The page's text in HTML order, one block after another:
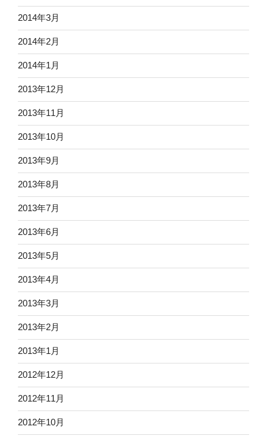
2014年3月
2014年2月
2014年1月
2013年12月
2013年11月
2013年10月
2013年9月
2013年8月
2013年7月
2013年6月
2013年5月
2013年4月
2013年3月
2013年2月
2013年1月
2012年12月
2012年11月
2012年10月